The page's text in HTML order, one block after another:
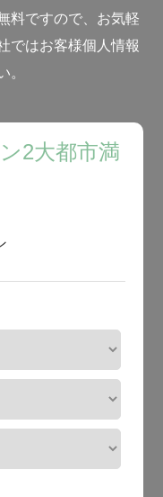
料ですので、お気軽
ではお客様個人情報
。
2大都市満